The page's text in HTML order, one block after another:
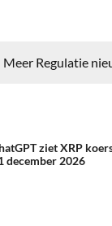
Meer Regulatie
ziet XRP
december 2026